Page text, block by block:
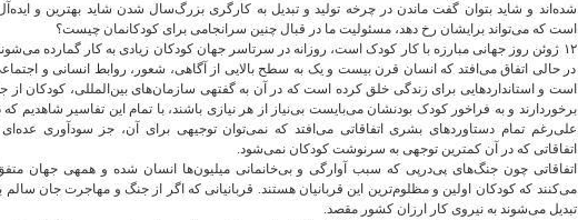
شده‌اند و شاید بتوان گفت ماندن در چرخه تولید و تبدیل به کارگری بزرگ‌سال شدن شاید بهترین و
است که می‌تواند برایشان رخ دهد، مسئولیت ما در قبال چنین سرانجامی برای کودکانمان چیست؟
۱۲ ژوئن روز جهانی مبارزه با کار کودک است، روزانه در سرتاسر جهان کودکان زیادی به کار گمارده
در حالی اتفاق می‌افتد که انسان قرن بیست و یک به سطح بالایی از آگاهی، شعور، روابط انسانی و
است و استانداردهایی برای زندگی خلق کرده است که در آن به گفته‍ی سازمان‌های بین‌المللی، کودکان از
برخوردارند و به فراخور کودک بودنشان می‌بایست بی‌نیاز از هر نیازی باشند، با تمام این تفاسیر شاهدیم که
علی‌رغم تمام دستاوردهای بشری اتفاقاتی می‌افتد که نمی‌توان توجیهی برای آن، جز سودآوری عده‌ای
اتفاقاتی که در آن کمترین توجهی به سرنوشت کودکان نمی‌شود.
اتفاقاتی چون جنگ‌های پی‌درپی که سبب آوارگی و بی‌خانمانی میلیون‌ها انسان شده و همه‍ی جهان
می‌کنند که کودکان اولین و مظلوم‌ترین این قربانیان هستند. قربانیانی که اگر از جنگ و مهاجرت جان سالم
تبدیل می‌شوند به نیروی کار ارزان کشور مقصد.